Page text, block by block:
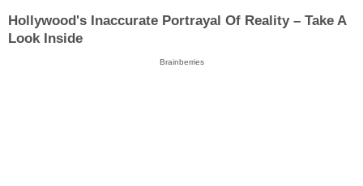
Hollywood's Inaccurate Portrayal Of Reality – Take A
Look Inside
Brainberries